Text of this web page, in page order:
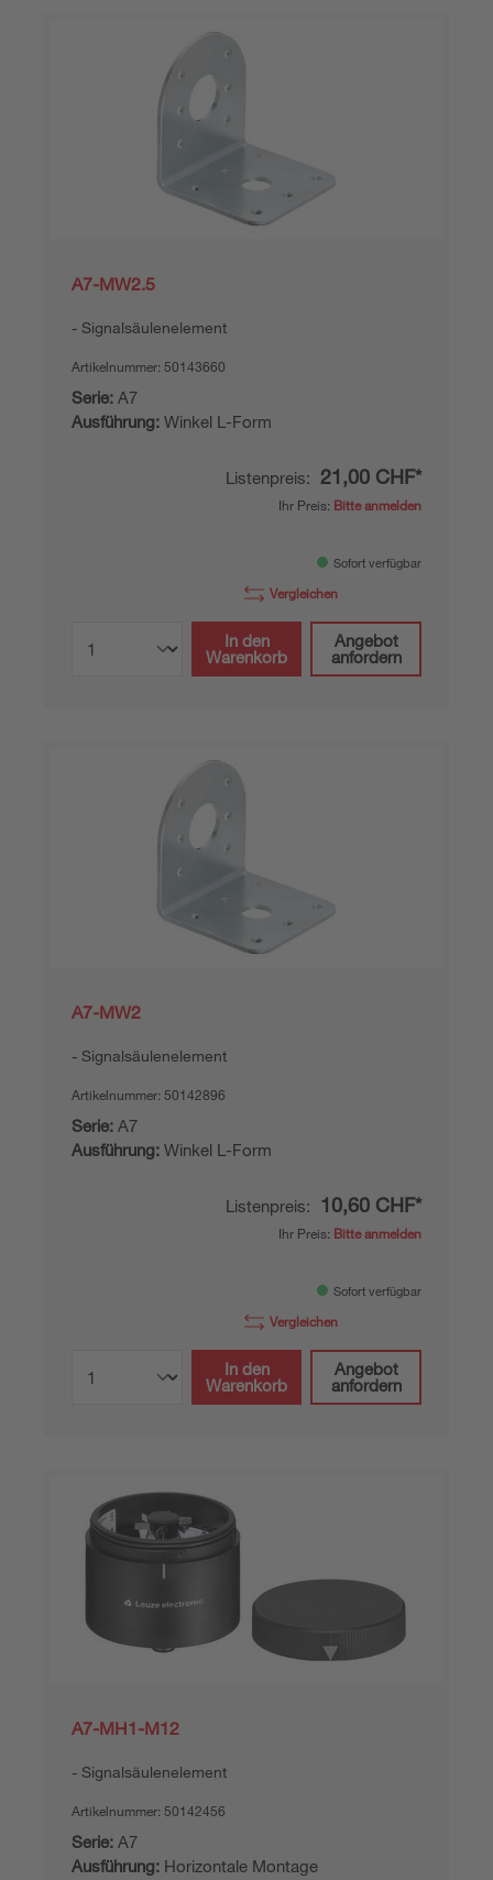
A7-MW2.5
Signalsäulenelement
Artikelnummer: 50143660
Serie: A7
Ausführung: Winkel L-Form
Listenpreis: 21,00 CHF*
Ihr Preis: Bitte anmelden
Sofort verfügbar
Vergleichen
In den
Warenkorb
Angebot
anfordern
A7-MW2
Signalsäulenelement
Artikelnummer: 50142896
Serie: A7
Ausführung: Winkel L-Form
Listenpreis: 10,60 CHF*
Ihr Preis: Bitte anmelden
Sofort verfügbar
Vergleichen
In den
Warenkorb
Angebot
anfordern
A7-MH1-M12
Signalsäulenelement
Artikelnummer: 50142456
Serie: A7
Ausführung: Horizontale Montage